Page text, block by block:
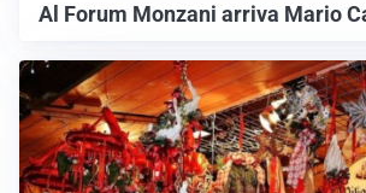
Al Forum Monzani arriva Mario